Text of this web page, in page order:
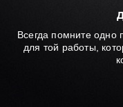
Всегда помните одно
для той работы,